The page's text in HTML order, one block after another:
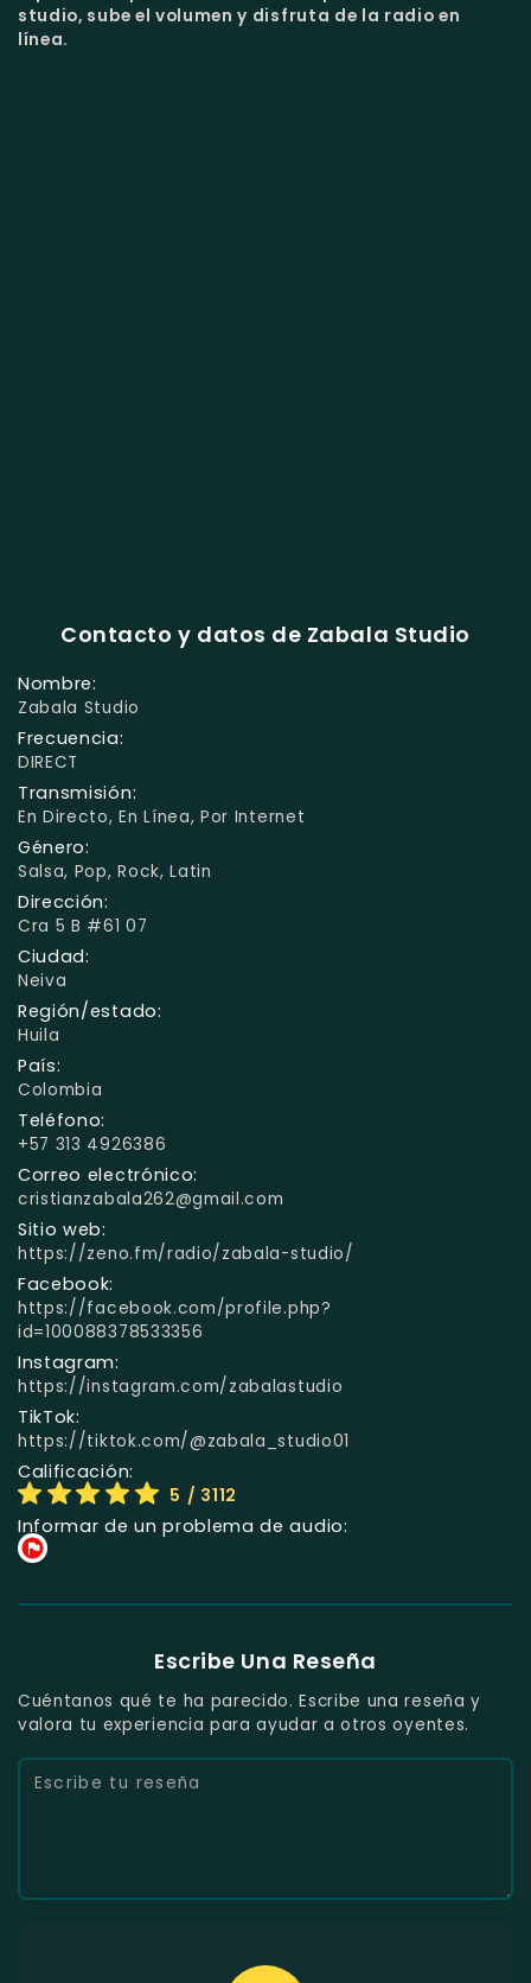
studio, sube el volumen y disfruta de la radio en
línea.
Contacto y datos de Zabala Studio
Nombre:
Zabala Studio
Frecuencia:
DIRECT
Transmisión:
En Directo, En Línea, Por Internet
Género:
Salsa, Pop, Rock, Latin
Dirección:
Cra 5 B #61 07
Ciudad:
Neiva
Región/estado:
Huila
País:
Colombia
Teléfono:
+57 313 4926386
Correo electrónico:
cristianzabala262@gmail.com
Sitio web:
https://zeno.fm/radio/zabala-studio/
Facebook:
https://facebook.com/profile.php?
id=100088378533356
Instagram:
https://instagram.com/zabalastudio
TikTok:
https://tiktok.com/@zabala_studio01
Calificación:
5 / 3112
Informar de un problema de audio:
Escribe Una Reseña
Cuéntanos qué te ha parecido. Escribe una reseña y
valora tu experiencia para ayudar a otros oyentes.